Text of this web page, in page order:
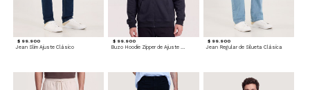
$ 99.900
Jean Slim Ajuste Clásico
$ 99.900
Buzo Hoodie Zipper de Ajuste Cómodo
$ 99.900
Jean Regular de Silueta Clásica